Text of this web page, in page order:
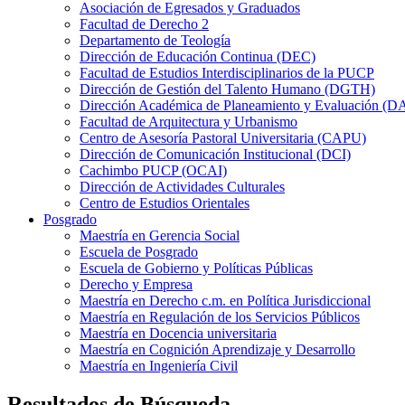
Asociación de Egresados y Graduados
Facultad de Derecho 2
Departamento de Teología
Dirección de Educación Continua (DEC)
Facultad de Estudios Interdisciplinarios de la PUCP
Dirección de Gestión del Talento Humano (DGTH)
Dirección Académica de Planeamiento y Evaluación
Facultad de Arquitectura y Urbanismo
Centro de Asesoría Pastoral Universitaria (CAPU)
Dirección de Comunicación Institucional (DCI)
Cachimbo PUCP (OCAI)
Dirección de Actividades Culturales
Centro de Estudios Orientales
Posgrado
Maestría en Gerencia Social
Escuela de Posgrado
Escuela de Gobierno y Políticas Públicas
Derecho y Empresa
Maestría en Derecho c.m. en Política Jurisdiccional
Maestría en Regulación de los Servicios Públicos
Maestría en Docencia universitaria
Maestría en Cognición Aprendizaje y Desarrollo
Maestría en Ingeniería Civil